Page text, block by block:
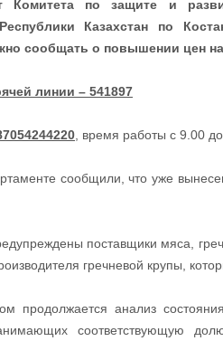
Комитета по защите и
Казахстан по
сообщать о повышении цен
линии – 541897
, время работы с 9.00
сообщили, что уже
поставщики мяса,
гречневой крупы,
продолжается анализ
соответствующую